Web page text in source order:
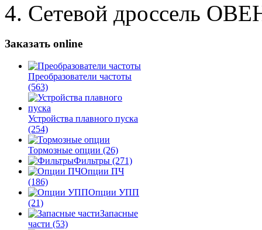
Сетевой дроссель
Заказать online
Преобразователи частоты
(563)
Устройства плавного пуска
(254)
Тормозные опции (26)
Фильтры (271)
Опции ПЧ
(186)
Опции УПП
(21)
Запасные
части (53)